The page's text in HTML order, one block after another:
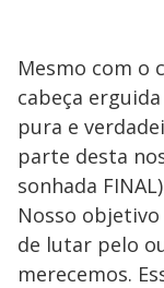
Mesmo com o
cabeça
pura e
parte desta
sonhada FINAL)
Nosso
de lutar pelo
merecemos.